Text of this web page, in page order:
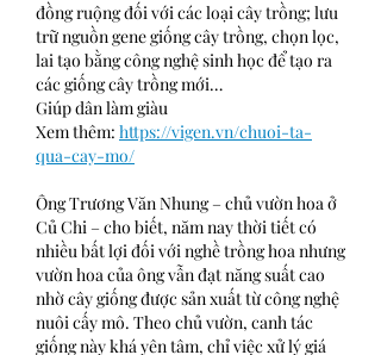
đồng ruộng đối với các loại cây trồng; lưu
trữ nguồn gene giống cây trồng, chọn lọc,
lai tạo bằng công nghệ sinh học để tạo ra
các giống cây trồng mới…
Giúp dân làm giàu
Xem thêm: https://vigen.vn/chuoi-ta-
qua-cay-mo/
Ông Trương Văn Nhung – chủ vườn hoa ở
Củ Chi – cho biết, năm nay thời tiết có
nhiều bất lợi đối với nghề trồng hoa nhưng
vườn hoa của ông vẫn đạt năng suất cao
nhờ cây giống được sản xuất từ công nghệ
nuôi cấy mô. Theo chủ vườn, canh tác
giống này khá yên tâm, chỉ việc xử lý giá